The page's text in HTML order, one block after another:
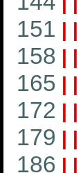
151 | |
158 | |
165 | |
172 | |
179 | |
186 | |